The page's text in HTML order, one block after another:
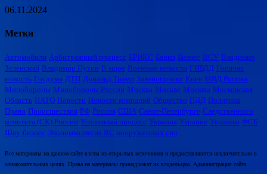
06.11.2024
Метки
Автомобили Арбитражный процесс БРИКС Банки Бизнес ВСУ Владимир
Зеленский Владимир Путин В мире Военные новости ГИБДД Горячая
новость Госдума ДТП Дональд Трамп Законопроект Киев МВД России
Минобороны Минобороны России Москва Москве Москвы Московская
Область НАТО Новости Новости компаний Общество ПДД Политика
Право Происшествия РФ Россия США Санкт-Петербурге Следственного
комитета (СК) России Уголовный процесс Украина Украине Украины ФСБ
Шоу-бизнес Экономколлегия ВС вооруженных сил
Все материалы на данном сайте взяты из открытых источников и предоставляются исключительно в
ознакомительных целях. Права на материалы принадлежат их владельцам. Администрация сайта